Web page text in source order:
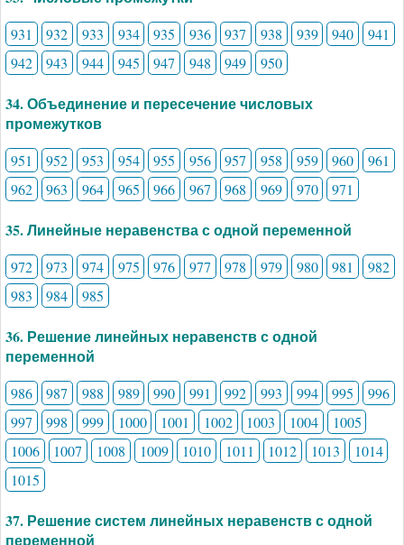
931 932 933 934 935 936 937 938 939 940
941
942
943 944 945 947 948 949 950
34. Объединение и пересечение числовых
промежутков
951 952 953 954 955 956 957 958 959 960
961
962
963 964 965 966 967 968 969 970 971
35. Линейные неравенства с одной переменной
972 973 974 975 976 977 978 979 980 981
982
983
984 985
36. Решение линейных неравенств с одной
переменной
986 987 988 989 990 991 992 993 994 995
996
997
998 999 1000 1001 1002 1003 1004
1005
1006
1007 1008 1009 1010 1011 1012 1013
1014
1015
37. Решение систем линейных неравенств с одной
переменной